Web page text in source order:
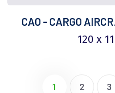
CAO - CARGO
120 x
1 2 3